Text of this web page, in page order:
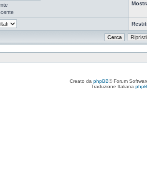
Creato da phpBB® Forum
Traduzione Italiana